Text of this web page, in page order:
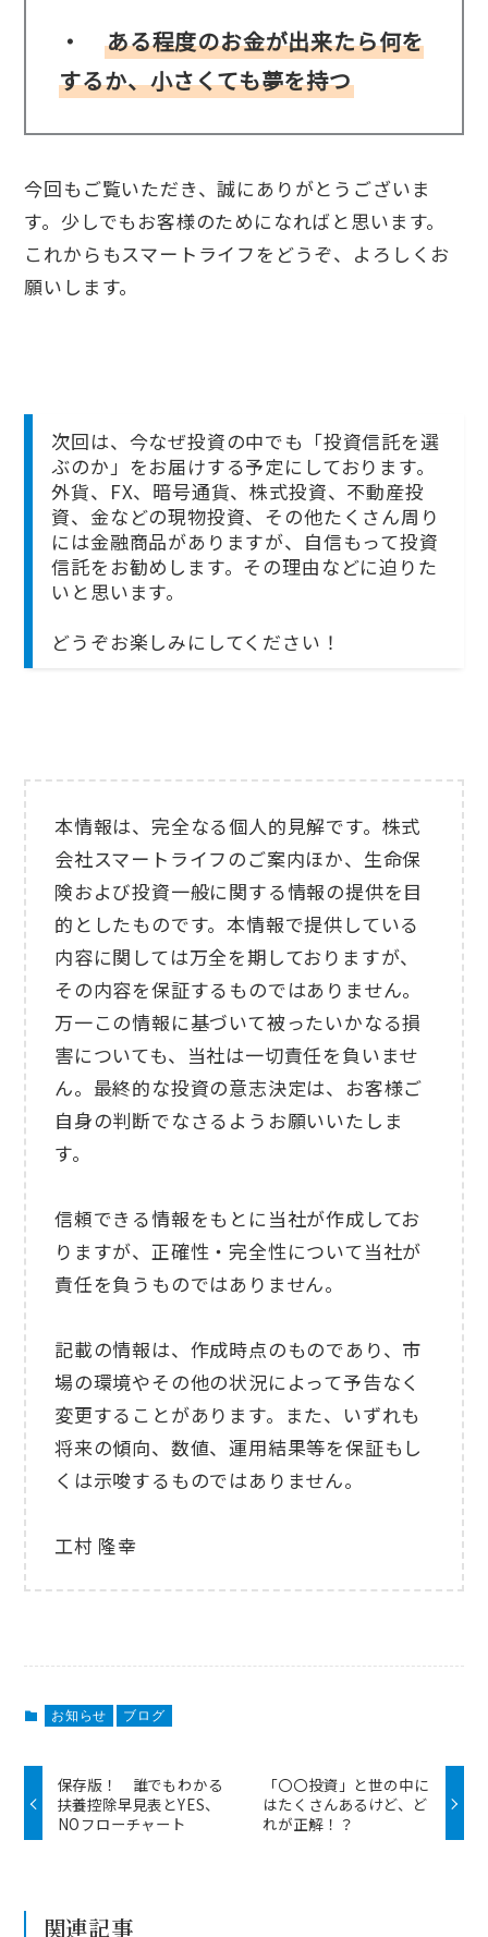
・ある程度のお金が出来たら何を
するか、小さくても夢を持つ
今回もご覧いただき、誠にありがとうございま
す。少しでもお客様のためになればと思います。
これからもスマートライフをどうぞ、よろしくお
願いします。
次回は、今なぜ投資の中でも「投資信託を選
ぶのか」をお届けする予定にしております。
外貨、FX、暗号通貨、株式投資、不動産投
資、金などの現物投資、その他たくさん周り
には金融商品がありますが、自信もって投資
信託をお勧めします。その理由などに迫りた
いと思います。
どうぞお楽しみにしてください！
本情報は、完全なる個人的見解です。株式
会社スマートライフのご案内ほか、生命保
険および投資一般に関する情報の提供を目
的としたものです。本情報で提供している
内容に関しては万全を期しておりますが、
その内容を保証するものではありません。
万一この情報に基づいて被ったいかなる損
害についても、当社は一切責任を負いませ
ん。最終的な投資の意志決定は、お客様ご
自身の判断でなさるようお願いいたしま
す。
信頼できる情報をもとに当社が作成してお
りますが、正確性・完全性について当社が
責任を負うものではありません。
記載の情報は、作成時点のものであり、市
場の環境やその他の状況によって予告なく
変更することがあります。また、いずれも
将来の傾向、数値、運用結果等を保証もし
くは示唆するものではありません。
工村 隆幸
お知らせ ブログ
保存版！ 誰でもわかる
扶養控除早見表とYES、
NOフローチャート
「〇〇投資」と世の中に
はたくさんあるけど、ど
れが正解！？
関連記事